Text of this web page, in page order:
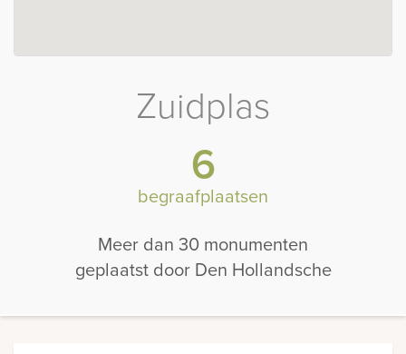
Zuidplas
6
begraafplaatsen
Meer dan 30 monumenten
geplaatst door Den Hollandsche